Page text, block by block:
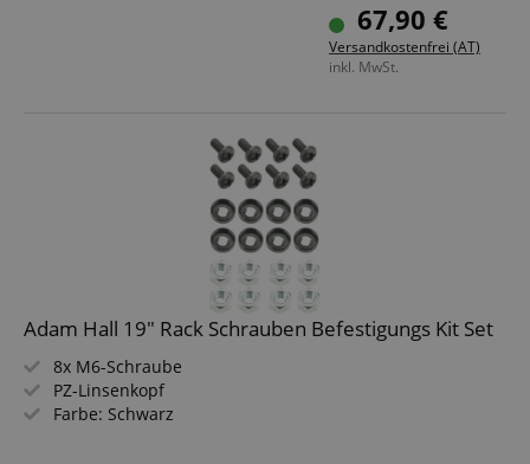
67,90 €
Versandkostenfrei (AT)
inkl. MwSt.
Adam Hall 19" Rack Schrauben Befestigungs Kit Set
8x M6-Schraube
PZ-Linsenkopf
Farbe: Schwarz